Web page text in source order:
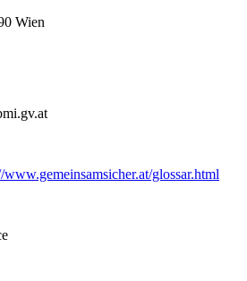
Wien
www.gemeinsamsicher.at/glossar.html